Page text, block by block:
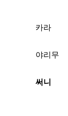
카라
야리무
써니